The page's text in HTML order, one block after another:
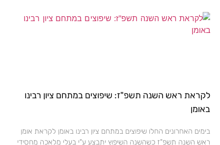
לקראת ראש השנה תשפ"ז: שיפוצים במתחם ציון רבינו
באומן
בימים האחרונים החלו שיפוצים במתחם ציון רבינו באומן לקראת אומן
ראש השנה תשפ"ז כשהשנה השיפוץ יתבצע ע"י בעלי מלאכה מחסידי